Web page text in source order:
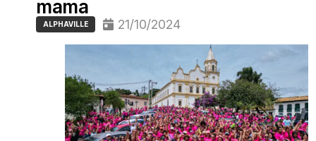
mama
ALPHAVILLE 21/10/2024